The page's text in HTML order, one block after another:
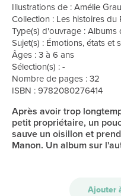
Illustrations de : Amélie
Collection : Les histoires du
Type(s) d'ouvrage : Albums
Sujet(s) : Émotions, états et
Âges : 3 à 6 ans
Sélection(s) : -
Nombre de pages : 32
ISBN : 9782080276414
Après avoir trop
petit propriétaire, un
sauve un oisillon et
Manon. Un album sur
Ajouter